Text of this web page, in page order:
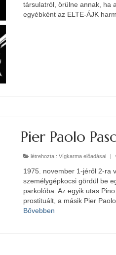
társulatról, örülne annak, ha
egyébként az ELTE-ÁJK
Pier Paolo
létrehozta : Vígkarma előadásai
1975. november 1-jéről 2-ra
személygépkocsi gördül be
parkolóba. Az egyik utas
prostituált, a másik Pier
Bővebben